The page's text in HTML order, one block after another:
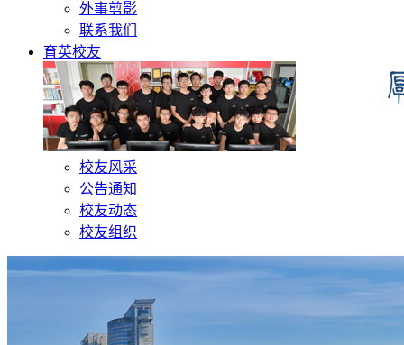
外事剪影
联系我们
育英校友
校友风采
公告通知
校友动态
校友组织